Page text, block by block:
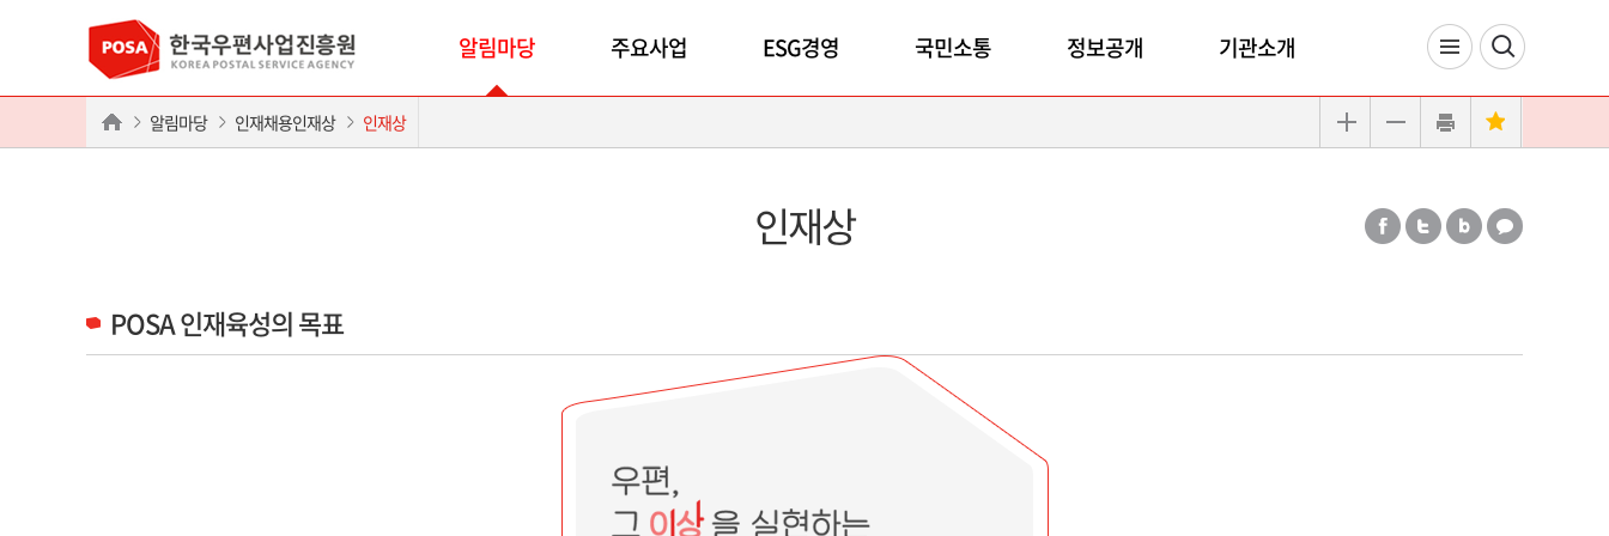
알림마당 주요사업 ESG경영 국민소통 정보공개 기관소개
알림마당 인재채용인재상 인재상
인재상
POSA 인재육성의 목표